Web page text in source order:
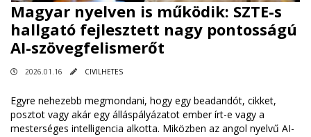
Magyar nyelven is működik: SZTE-s
hallgató fejlesztett nagy pontosságú
AI-szövegfelismerőt
2026.01.16 CIVILHETES
Egyre nehezebb megmondani, hogy egy beadandót, cikket,
posztot vagy akár egy álláspályázatot ember írt-e vagy a
mesterséges intelligencia alkotta. Miközben az angol nyelvű AI-